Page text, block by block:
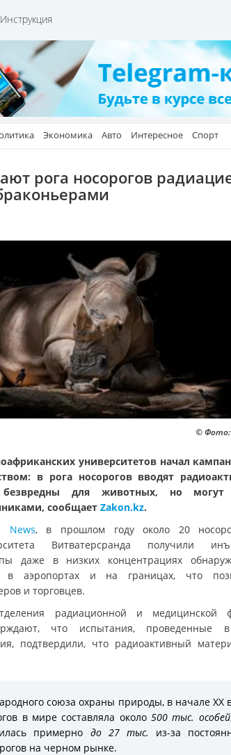
Инструкция
Экономика Авто Интересное Спорт
рога носорогов
© Фото:
университетов начал
в рога носорогов вводят
безвредны для животных, но могут
сообщает Zakon.kz.
News, в прошлом году около 20
Витватерсранда получили
даже в низких концентрациях
в аэропортах и на границах, что
и торговцев.
радиационной и медицинской
что испытания, проведенные
подтвердили, что радиоактивный
союза охраны природы, в начале XX
в мире составляла около 500 тыс. особей
примерно до 27 тыс. из-за
на черном рынке.